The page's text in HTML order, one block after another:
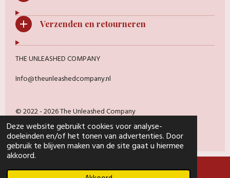
Deze website gebruikt cookies voor analyse-
doeleinden en/of het tonen van advertenties. Door
gebruik te blijven maken van de site gaat u hiermee
akkoord.
Verzenden en retourneren
THE UNLEASHED COMPANY
Info@theunleashedcompany.nl
© 2022 - 2026 The Unleashed Company
Powered byJouwWeb